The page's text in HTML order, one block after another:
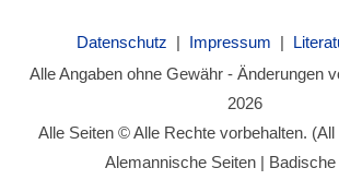
Datenschutz | Impressum |
Alle Angaben ohne Gewähr - Änderungen
2026
Alle Seiten © Alle Rechte vorbehalten.
Alemannische Seiten | Badische